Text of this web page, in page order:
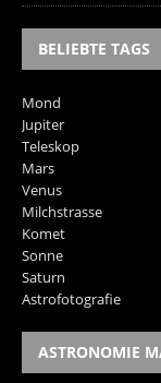
BELIEBTE TAGS
Mond
Jupiter
Teleskop
Mars
Venus
Milchstrasse
Komet
Sonne
Saturn
Astrofotografie
ASTRONOMIE